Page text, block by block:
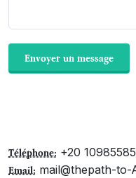
Envoyer un message
Téléphone: +20
Email: mail@thepath-to-